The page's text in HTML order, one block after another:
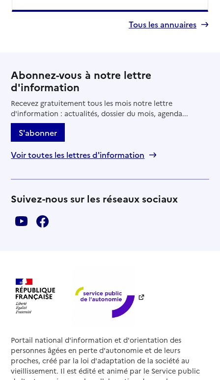
Tous les annuaires
Abonnez-vous à notre lettre
d'information
Recevez gratuitement tous les mois notre lettre
d'information : actualités, dossier du mois, agenda...
S'abonner
Voir toutes les lettres d'information
Suivez-nous sur les réseaux sociaux
Portail national d'information et d'orientation des
personnes âgées en perte d'autonomie et de leurs
proches, créé par la loi d'adaptation de la société au
vieillissement. Il est édité et animé par le Service public